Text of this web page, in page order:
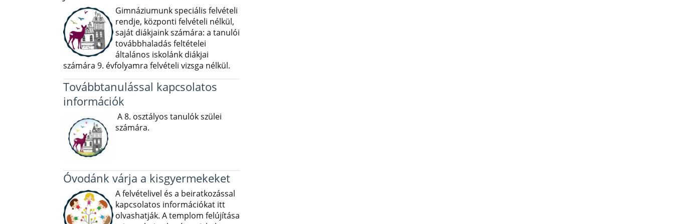
Gimnáziumunk speciális felvételi
rendje, központi felvételi nélkül,
saját diákjaink számára: a tanulói
továbbhaladás feltételei
általános iskolánk diákjai
számára 9. évfolyamra felvételi vizsga nélkül.
Továbbtanulással kapcsolatos
információk
A 8. osztályos tanulók szülei
számára.
Óvodánk várja a kisgyermekeket
A felvételivel és a beiratkozással
kapcsolatos információkat itt
olvashatják. A templom felújítása